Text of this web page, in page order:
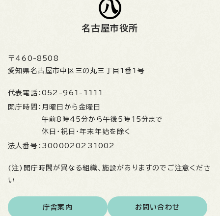
名古屋市役所
〒460-8508
愛知県名古屋市中区三の丸三丁目1番1号
代表電話： 052-961-1111
開庁時間： 月曜日から金曜日
午前8時45分から午後5時15分まで
休日・祝日・年末年始を除く
法人番号： 3000020231002
(注)開庁時間が異なる組織、施設がありますのでご注意くださ
い
庁舎案内 お問い合わせ